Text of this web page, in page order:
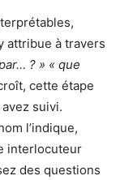
attribue à travers
? » « que
cette étape
suivi.
l’indique,
interlocuteur
des questions